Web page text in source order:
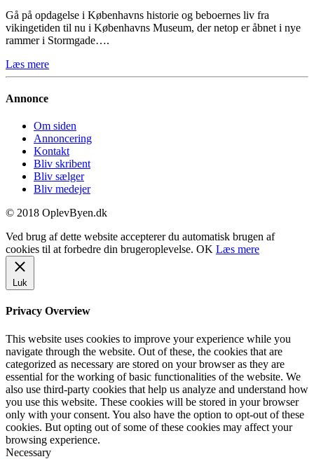
Gå på opdagelse i Københavns historie og beboernes liv fra
vikingetiden til nu i Københavns Museum, der netop er åbnet i nye
rammer i Stormgade….
Læs mere
Annonce
Om siden
Annoncering
Kontakt
Bliv skribent
Bliv sælger
Bliv medejer
© 2018 OplevByen.dk
Ved brug af dette website accepterer du automatisk brugen af
cookies til at forbedre din brugeroplevelse. OK Læs mere
Luk
Privacy Overview
This website uses cookies to improve your experience while you
navigate through the website. Out of these, the cookies that are
categorized as necessary are stored on your browser as they are
essential for the working of basic functionalities of the website. We
also use third-party cookies that help us analyze and understand how
you use this website. These cookies will be stored in your browser
only with your consent. You also have the option to opt-out of these
cookies. But opting out of some of these cookies may affect your
browsing experience.
Necessary